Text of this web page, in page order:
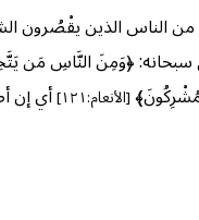
الناس الذين يقْصُرون
سبحانه: ﴿وَمِنَ النَّاسِ مَن
[الأنعام:١٢١]
أي إن